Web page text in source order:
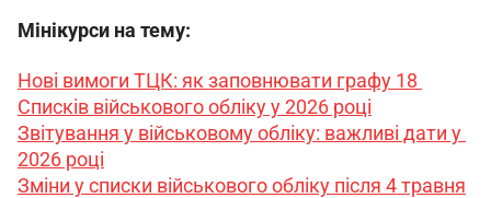
Мінікурси на тему:
Нові вимоги ТЦК: як заповнювати графу 18
Списків військового обліку у 2026 році
Звітування у військовому обліку: важливі дати у
2026 році
Зміни у списки військового обліку після 4 травня